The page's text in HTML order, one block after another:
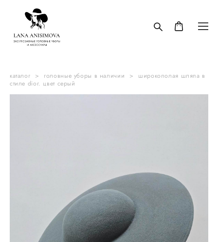
каталог > головные уборы в наличии >
широкополая шляпа в
стиле dior. цвет серый